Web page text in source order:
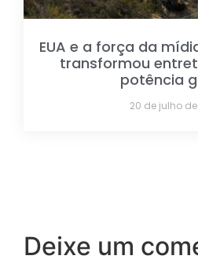
EUA e a força da
transformou
potência
20 de julho
Deixe um